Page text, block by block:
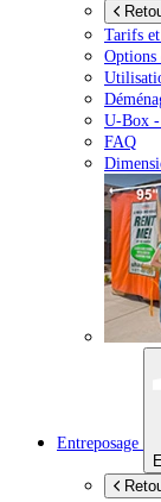
Tarifs
Options
U-Box -
FAQ
Entreposage